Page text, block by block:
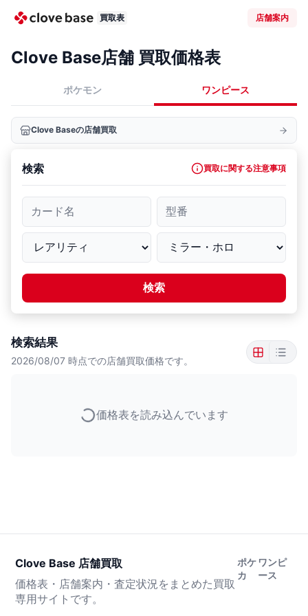
買取表 店舗案内
Clove Base店舗 買取価格表
ポケモン ワンピース
Clove Baseの店舗買取
検索 買取に関する注意事項
カード名 型番
検索
検索結果
2026/08/07 時点での店舗買取価格です。
価格表を読み込んでいます
Clove Base 店舗買取
価格表・店舗案内・査定状況をまとめた買取
専用サイトです。
ポケ
カ
ワンピ
ース